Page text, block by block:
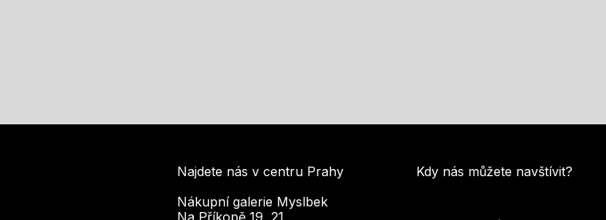
Najdete nás v centru Prahy
Nákupní galerie Myslbek
Na Příkopě 19, 21
Kdy nás můžete navštívit?